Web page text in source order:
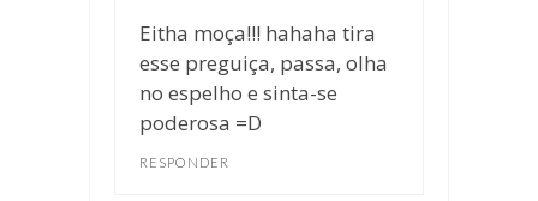
Eitha moça!!! hahaha tira
esse preguiça, passa, olha
no espelho e sinta-se
poderosa =D
RESPONDER